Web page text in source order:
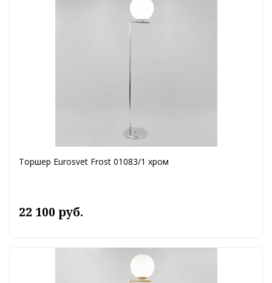
Торшер Eurosvet Frost 01083/1 хром
22 100 руб.